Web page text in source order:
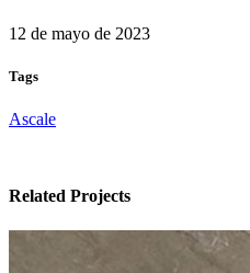
12 de mayo de 2023
Tags
Ascale
Related Projects